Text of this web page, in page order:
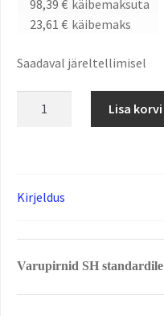
98,39 € käibemaksuta
23,61 € käibemaks
Saadaval järeltellimisel
Lisa korvi
Kirjeldus
Varupirnid SH standardile